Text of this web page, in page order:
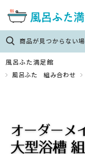
商品が見つからない
風呂ふた満足館
風呂ふた 組み合わせ